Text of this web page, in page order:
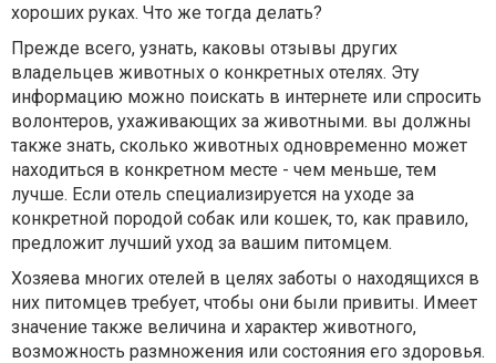
хороших руках. Что же тогда делать?
Прежде всего, узнать, каковы отзывы других
владельцев животных о конкретных отелях. Эту
информацию можно поискать в интернете или спросить
волонтеров, ухаживающих за животными. вы должны
также знать, сколько животных одновременно может
находиться в конкретном месте - чем меньше, тем
лучше. Если отель специализируется на уходе за
конкретной породой собак или кошек, то, как правило,
предложит лучший уход за вашим питомцем.
Хозяева многих отелей в целях заботы о находящихся в
них питомцев требует, чтобы они были привиты. Имеет
значение также величина и характер животного,
возможность размножения или состояния его здоровья.